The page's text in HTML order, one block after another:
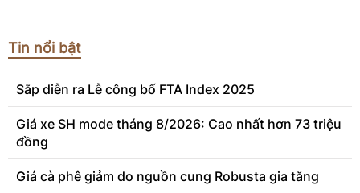
Tin nổi bật
Sắp diễn ra Lễ công bố FTA Index 2025
Giá xe SH mode tháng 8/2026: Cao nhất hơn 73 triệu
đồng
Giá cà phê giảm do nguồn cung Robusta gia tăng